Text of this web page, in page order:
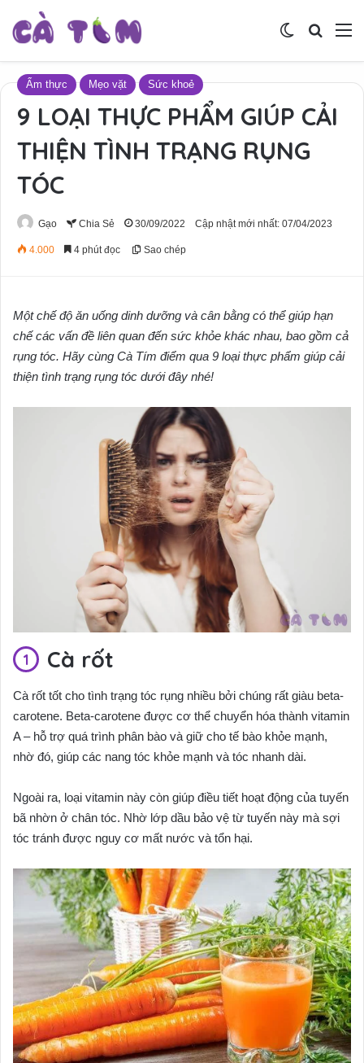
Tìm
Switch skin
Ẩm thực Mẹo vặt Sức khoẻ
9 LOẠI THỰC PHẨM GIÚP CẢI
THIỆN TÌNH TRẠNG RỤNG
TÓC
Gạo Chia Sẻ 30/09/2022 Cập nhật mới nhất: 07/04/2023
4.000 4 phút đọc Sao chép
Một chế độ ăn uống dinh dưỡng và cân bằng có thể giúp hạn
chế các vấn đề liên quan đến sức khỏe khác nhau, bao gồm cả
rụng tóc. Hãy cùng Cà Tím điểm qua 9 loại thực phẩm giúp cải
thiện tình trạng rụng tóc dưới đây nhé!
Cà rốt
Cà rốt tốt cho tình trạng tóc rụng nhiều bởi chúng rất giàu beta-
carotene. Beta-carotene được cơ thể chuyển hóa thành vitamin
A – hỗ trợ quá trình phân bào và giữ cho tế bào khỏe mạnh,
nhờ đó, giúp các nang tóc khỏe mạnh và tóc nhanh dài.
bã nhờn ở chân tóc. Nhờ lớp dầu bảo vệ từ tuyến này mà sợi